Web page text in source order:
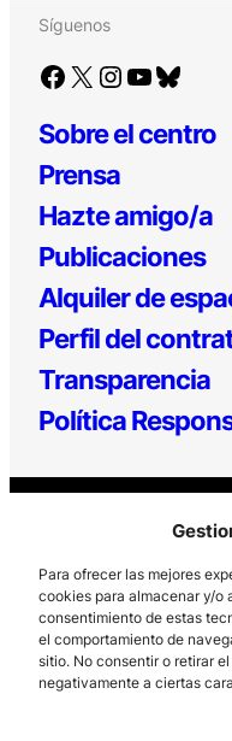
Para ofrecer las mejores
cookies para almacenar y/o
consentimiento de estas
el comportamiento de
sitio. No consentir o retirar
negativamente a ciertas
Síguenos
Facebook X Instagram YouTube Bluesky
Sobre el centro
Prensa
Hazte amigo/a
Publicaciones
Alquiler de
Perfil del
Transparencia
Política
Los Prados, 121 – 33203
985 185 577 –